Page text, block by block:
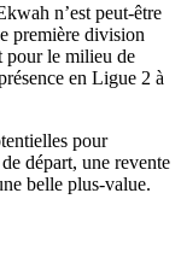
n’est peut-être
première division
pour le milieu de
en Ligue 2 à
pour
départ, une revente
belle plus-value.